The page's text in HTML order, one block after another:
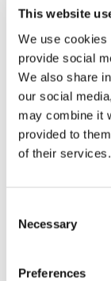
This website
We use cookies
provide social
We also share
our social
may combine it
provided to
of their services.
Selection
Necessary
Preferences